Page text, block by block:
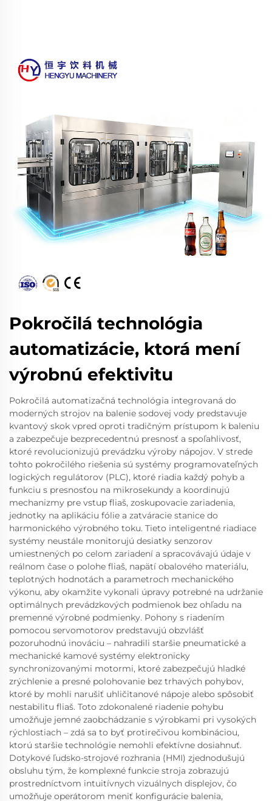
Pokročilá technológia
automatizácie, ktorá mení
výrobnú efektivitu
Pokročilá automatizačná technológia integrovaná do
moderných strojov na balenie sodovej vody predstavuje
kvantový skok vpred oproti tradičným prístupom k baleniu
a zabezpečuje bezprecedentnú presnosť a spoľahlivosť,
ktoré revolucionizujú prevádzku výroby nápojov. V strede
tohto pokročilého riešenia sú systémy programovateľných
logických regulátorov (PLC), ktoré riadia každý pohyb a
funkciu s presnosťou na mikrosekundy a koordinujú
mechanizmy pre vstup fliaš, zoskupovacie zariadenia,
jednotky na aplikáciu fólie a zatváracie stanice do
harmonického výrobného toku. Tieto inteligentné riadiace
systémy neustále monitorujú desiatky senzorov
umiestnených po celom zariadení a spracovávajú údaje v
reálnom čase o polohe fliaš, napätí obalového materiálu,
teplotných hodnotách a parametroch mechanického
výkonu, aby okamžite vykonali úpravy potrebné na udržanie
optimálnych prevádzkových podmienok bez ohľadu na
premenné výrobné podmienky. Pohony s riadením
pomocou servomotorov predstavujú obzvlášť
pozoruhodnú inováciu – nahradili staršie pneumatické a
mechanické kamové systémy elektronicky
synchronizovanými motormi, ktoré zabezpečujú hladké
zrýchlenie a presné polohovanie bez trhavých pohybov,
ktoré by mohli narušiť uhličitanové nápoje alebo spôsobiť
nestabilitu fliaš. Toto zdokonalené riadenie pohybu
umožňuje jemné zaobchádzanie s výrobkami pri vysokých
rýchlostiach – zdá sa to byť protirečivou kombináciou,
ktorú staršie technológie nemohli efektívne dosiahnuť.
Dotykové ľudsko-strojové rozhrania (HMI) zjednodušujú
obsluhu tým, že komplexné funkcie stroja zobrazujú
prostredníctvom intuitívnych vizuálnych displejov, čo
umožňuje operátorom meniť konfigurácie balenia,